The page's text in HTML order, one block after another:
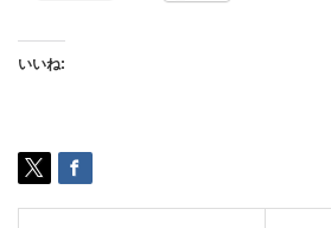
いいね: